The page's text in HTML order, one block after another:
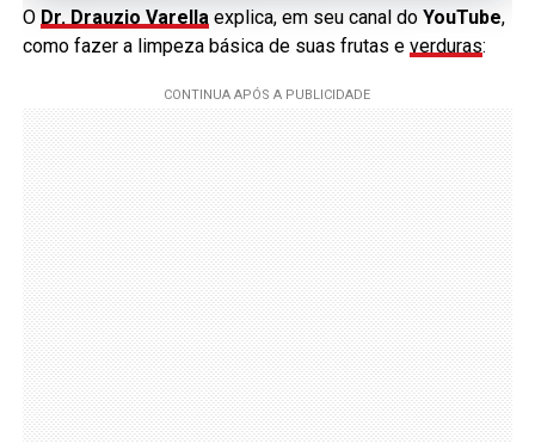
O Dr. Drauzio Varellaexplica, em seu canal do YouTube,
como fazer a limpeza básica de suas frutas e verduras: